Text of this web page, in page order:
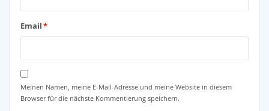
Email*
Meinen Namen, meine E-Mail-Adresse und meine Website in diesem
Browser für die nächste Kommentierung speichern.